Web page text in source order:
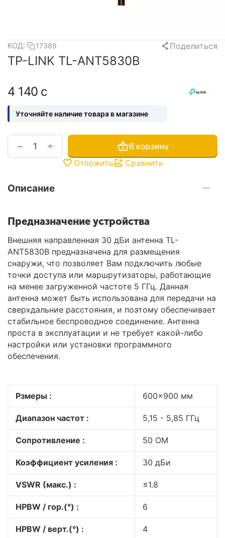
КОД: 17389 Поделиться
TP-LINK TL-ANT5830B
4 140 с
Уточняйте наличие товара в магазине
+
−
В корзину
Отложить
Сравнить
Описание
Предназначение устройства
Внешняя направленная 30 дБи антенна TL-
ANT5830B предназначена для размещения
снаружи, что позволяет Вам подключить любые
точки доступа или маршрутизаторы, работающие
на менее загруженной частоте 5 ГГц. Данная
антенна может быть использована для передачи на
сверхдальние расстояния, и поэтому обеспечивает
стабильное беспроводное соединение. Антенна
проста в эксплуатации и не требует какой-либо
настройки или установки программного
обеспечения.
Рзмеры : 600×900 мм
Диапазон частот : 5,15 - 5,85 ГГц
Сопротивление : 50 ОМ
Коэффициент усиления : 30 дБи
VSWR (макс.) : ≤1.8
HPBW / гор.(°) : 6
HPBW / верт.(°) : 4